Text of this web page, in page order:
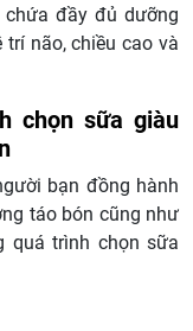
đầy đủ dưỡng
não, chiều cao và
chọn sữa giàu
bạn đồng hành
táo bón cũng như
quá trình chọn sữa